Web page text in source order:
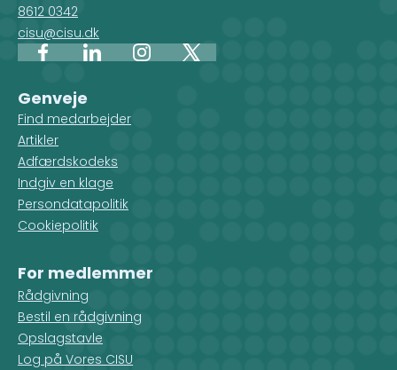
8612 0342
cisu@cisu.dk
FacebookLinkedInInstagram
X
Genveje
Find medarbejder
Artikler
Adfærdskodeks
Indgiv en klage
Persondatapolitik
Cookiepolitik
For medlemmer
Rådgivning
Bestil en rådgivning
Opslagstavle
Log på Vores CISU